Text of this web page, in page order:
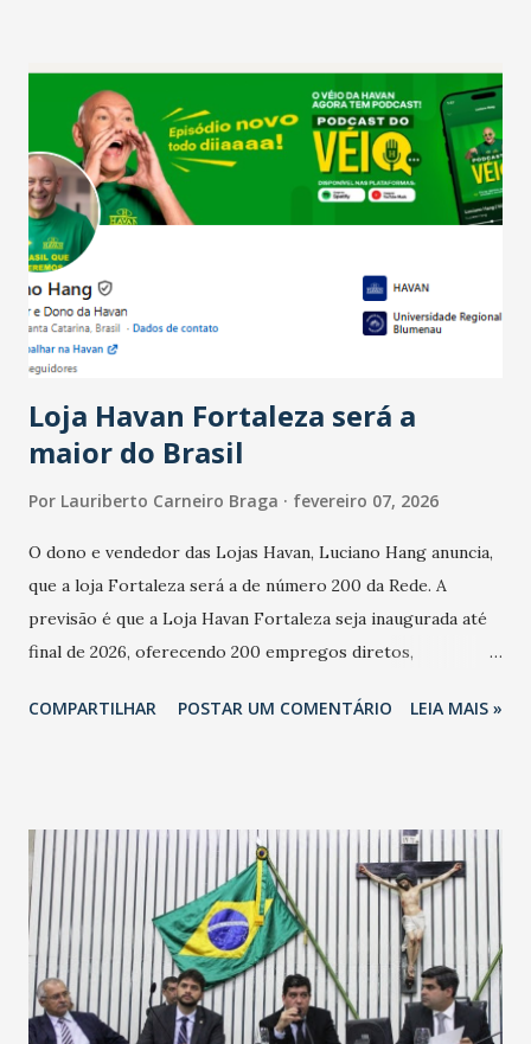
confraternizações de fim de ano e pelo pagamento do 13º
Salário para um número maior de trabalhadores, já que o
país tem a menor taxa de desemprego dos anos recentes.
Ainda segundo a Pesquisa, em novembro de 2025, 40% dos
bares e restaurantes operaram com lucro e outros 40%
registraram equilíbrio financeiro. Já o percentual de
estabelecimentos no prejuízo ficou em 19%, pouco abaixo
do observado no mês anterior. Outros 1% não existiam em
novembro. Em relação a outubro, o faturamento também
Loja Havan Fortaleza será a
maior do Brasil
Por Lauriberto Carneiro Braga fevereiro 07, 2026
O dono e vendedor das Lojas Havan, Luciano Hang anuncia,
que a loja Fortaleza será a de número 200 da Rede. A
previsão é que a Loja Havan Fortaleza seja inaugurada até
final de 2026, oferecendo 200 empregos diretos,
Havan Fortaleza ainda não foi anunciada oficialmente, mas
COMPARTILHAR POSTAR UM COMENTÁRIO LEIA MAIS »